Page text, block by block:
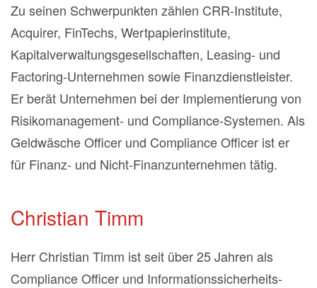
Zu seinen Schwerpunkten zählen CRR-Institute,
Acquirer, FinTechs, Wertpapierinstitute,
Kapitalverwaltungsgesellschaften, Leasing- und
Factoring-Unternehmen sowie Finanzdienstleister.
Er berät Unternehmen bei der Implementierung von
Risikomanagement- und Compliance-Systemen. Als
Geldwäsche Officer und Compliance Officer ist er
für Finanz- und Nicht-Finanzunternehmen tätig.
Christian Timm
Herr Christian Timm ist seit über 25 Jahren als
Compliance Officer und Informationssicherheits-